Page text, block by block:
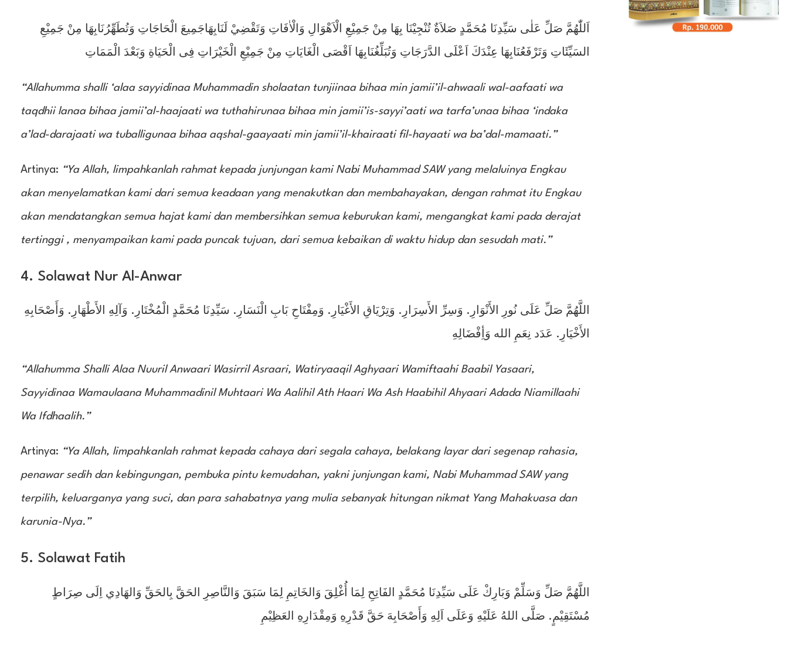
اَللّٰهُمَّ صَلِّ عَلٰى سَيِّدِنَا مُحَمَّدٍ صَلاَةٌ تُنْجِيْنَا بِهَا مِنْ جَمِيْعِ الْاَهْوَالِ وَالْاٰفَاتِ وَتَقْضِيْ لَنَابِهَاجَمِيعَ الْحَاجَاتِ وَتُطَهِّرُنَابِهَا مِنْ جَمِيْعِ
السَيِّئَاتِ وَتَرْفَعُنَابِهَا عِنْدَكَ اَعْلَى الدَّرَجَاتِ وَتُبَلِّغُنَابِهَا اَقْصَى الْغَايَاتِ مِنْ جَمِيْعِ الْخَيْرَاتِ فِى الْحَيَاةِ وَبَعْدَ الْمَمَاتِ
“Allahumma shalli ‘alaa sayyidinaa Muhammadin sholaatan tunjiinaa bihaa min jamii’il-ahwaali wal-aafaati wa
taqdhii lanaa bihaa jamii’al-haajaati wa tuthahirunaa bihaa min jamii’is-sayyi’aati wa tarfa’unaa bihaa ‘indaka
a’lad-darajaati wa tuballigunaa bihaa aqshal-gaayaati min jamii’il-khairaati fil-hayaati wa ba’dal-mamaati.”
Artinya: “Ya Allah, limpahkanlah rahmat kepada junjungan kami Nabi Muhammad SAW yang melaluinya Engkau
akan menyelamatkan kami dari semua keadaan yang menakutkan dan membahayakan, dengan rahmat itu Engkau
akan mendatangkan semua hajat kami dan membersihkan semua keburukan kami, mengangkat kami pada derajat
tertinggi , menyampaikan kami pada puncak tujuan, dari semua kebaikan di waktu hidup dan sesudah mati.”
4. Solawat Nur Al-Anwar
اللَّهُمَّ صَلِّ عَلَى نُورِ الأَنْوَارِ. وَسِرِّ الأَسِرَارِ. وَتِرْيَاقِ الأَغْيَارِ. وَمِفْتَاحِ بَابِ الْنَسَارِ. سَيِّدِنَا مُحَمَّدٍ الْمُخْتَارِ. وَآلِهِ الأَطْهَارِ. وَأَصْحَابِهِ
الأَخْيَارِ. عَدَد نِعَمِ الله وَأِفْضَالِهِ
“Allahumma Shalli Alaa Nuuril Anwaari Wasirril Asraari, Watiryaaqil Aghyaari Wamiftaahi Baabil Yasaari,
Sayyidinaa Wamaulaana Muhammadinil Muhtaari Wa Aalihil Ath Haari Wa Ash Haabihil Ahyaari Adada Niamillaahi
Wa Ifdhaalih.”
Artinya: “Ya Allah, limpahkanlah rahmat kepada cahaya dari segala cahaya, belakang layar dari segenap rahasia,
penawar sedih dan kebingungan, pembuka pintu kemudahan, yakni junjungan kami, Nabi Muhammad SAW yang
terpilih, keluarganya yang suci, dan para sahabatnya yang mulia sebanyak hitungan nikmat Yang Mahakuasa dan
karunia-Nya.”
5. Solawat Fatih
اللَّهُمَّ صَلِّ وَسَلِّمْ وَبَارِكْ عَلَى سَيِّدِنَا مُحَمَّدٍ الفَاتِحِ لِمَا أُغْلِقَ وَالخَاتِمِ لِمَا سَبَقَ وَالنَّاصِرِ الحَقَّ بِالحَقِّ وَالهَادِي اِلَى صِرَاطٍ
مُسْتَقِيْمٍ. صَلَّى اللهُ عَلَيْهِ وَعَلَى اَلِهِ وَأَصْحَابِهَ حَقَّ قَدْرِهِ وَمِقْدَارِهِ العَظِيْمِ